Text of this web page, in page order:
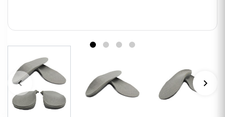
Poprzedni
keyboard_arrow_left keyboard_arrow_right